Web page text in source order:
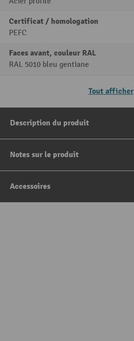
Certificat / homologation
PEFC
Faces avant, couleur RAL
RAL 5010 bleu gentiane
Tout afficher
Description du produit
Notes sur le produit
Accessoires